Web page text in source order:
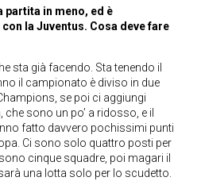
partita in meno, ed è
la Juventus. Cosa deve fare
sta già facendo. Sta tenendo il
il campionato è diviso in due
se poi ci aggiungi
sono un po’ a ridosso, e il
fatto davvero pochissimi punti
Ci sono solo quattro posti per
cinque squadre, poi magari il
una lotta solo per lo scudetto.